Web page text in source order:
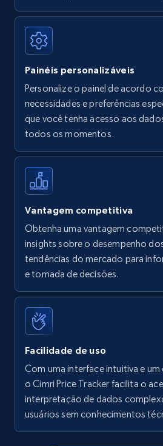
URL, Product name, Product
Author name, Asin, and more.
7.4K+ 870+
Walmart - products
Specifications, Image urls, Top
more.
5.6K+ 875+
Walmart - products - Find
using specific category URL
URL, Final price, Sku, Currency,
Specifications, Image urls, Top
more.
Walmart - products -
specific keywords
Painéis personalizáveis
Personalize o painel de acordo
necessidades e preferências
que você tenha acesso aos
todos os momentos.
Vantagem competitiva
Obtenha uma vantagem
insights sobre o desempenho
tendências do mercado para
e tomada de decisões.
Facilidade de uso
Com uma interface intuitiva e um
o Cimri Price Tracker facilita o
interpretação de dados
usuários sem conhecimentos